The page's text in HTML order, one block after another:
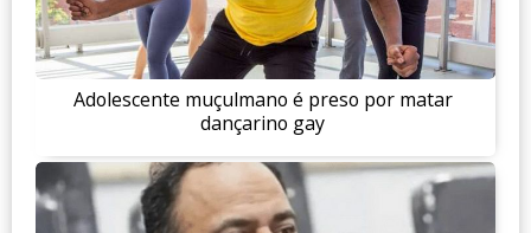
Adolescente muçulmano é preso por matar
dançarino gay